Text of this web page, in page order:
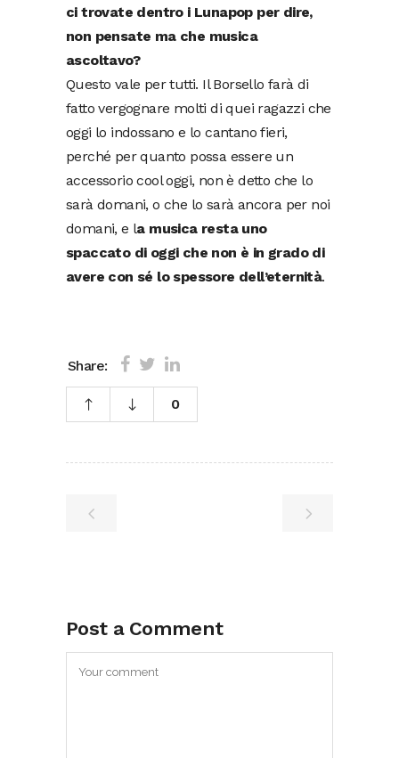
ci trovate dentro i Lunapop per dire,
non pensate ma che musica
ascoltavo?
Questo vale per tutti. Il Borsello farà di
fatto vergognare molti di quei ragazzi che
oggi lo indossano e lo cantano fieri,
perché per quanto possa essere un
accessorio cool oggi, non è detto che lo
sarà domani, o che lo sarà ancora per noi
domani, e la musica resta uno
spaccato di oggi che non è in grado di
avere con sé lo spessore dell’eternità.
Share:
0
Post a Comment